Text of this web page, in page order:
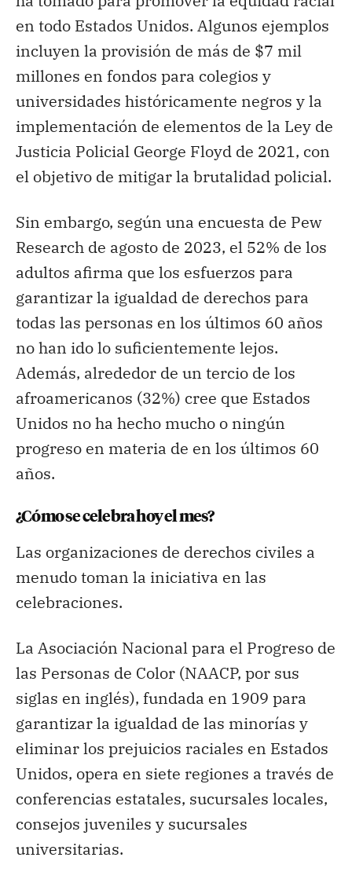
en todo Estados Unidos. Algunos ejemplos
incluyen la provisión de más de $7 mil
millones en fondos para colegios y
universidades históricamente negros y la
implementación de elementos de la Ley de
Justicia Policial George Floyd de 2021, con
el objetivo de mitigar la brutalidad policial.
Sin embargo, según una encuesta de Pew
Research de agosto de 2023, el 52% de los
adultos afirma que los esfuerzos para
garantizar la igualdad de derechos para
todas las personas en los últimos 60 años
no han ido lo suficientemente lejos.
Además, alrededor de un tercio de los
afroamericanos (32%) cree que Estados
Unidos no ha hecho mucho o ningún
progreso en materia de en los últimos 60
años.
¿Cómo se celebra hoy el mes?
Las organizaciones de derechos civiles a
menudo toman la iniciativa en las
celebraciones.
La Asociación Nacional para el Progreso de
las Personas de Color (NAACP, por sus
siglas en inglés), fundada en 1909 para
garantizar la igualdad de las minorías y
eliminar los prejuicios raciales en Estados
Unidos, opera en siete regiones a través de
conferencias estatales, sucursales locales,
consejos juveniles y sucursales
universitarias.